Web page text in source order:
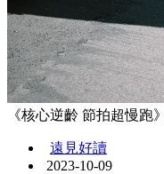
《核心逆齡 節拍超慢跑
遠見好讀
2023-10-09